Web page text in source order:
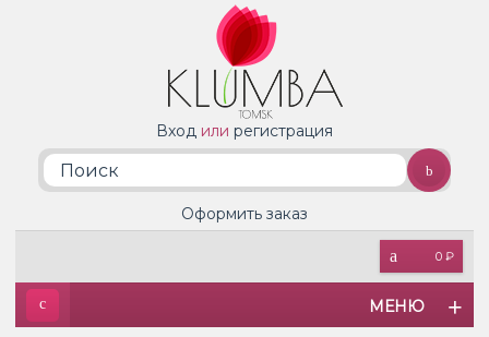
Вход или регистрация
0 ₽
Оформить заказ
МЕНЮ